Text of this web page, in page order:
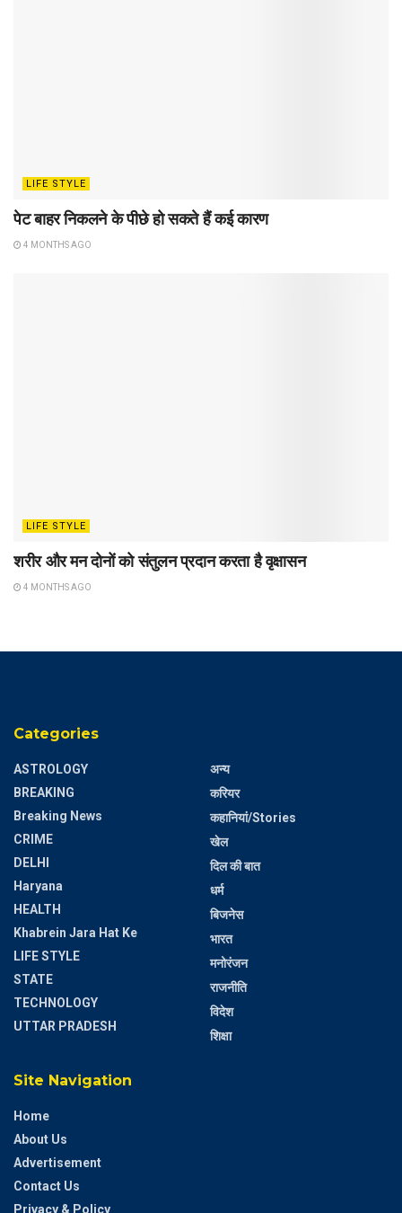
LIFE STYLE
पेट बाहर निकलने के पीछे हो सकते हैं कई कारण
4 MONTHS AGO
LIFE STYLE
शरीर और मन दोनों को संतुलन प्रदान करता है वृक्षासन
4 MONTHS AGO
Categories
ASTROLOGY
BREAKING
Breaking News
CRIME
DELHI
Haryana
HEALTH
Khabrein Jara Hat Ke
LIFE STYLE
STATE
TECHNOLOGY
UTTAR PRADESH
अन्य
करियर
कहानियां/Stories
खेल
दिल की बात
धर्म
बिजनेस
भारत
मनोरंजन
राजनीति
विदेश
शिक्षा
Site Navigation
Home
About Us
Advertisement
Contact Us
Privacy & Policy